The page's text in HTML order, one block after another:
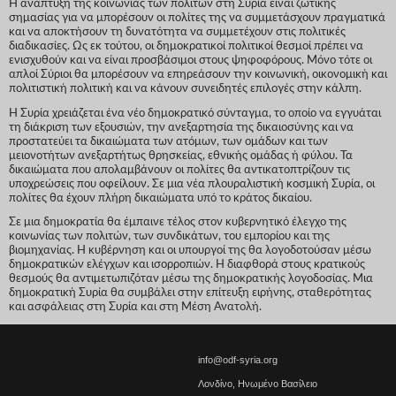
Η ανάπτυξη της κοινωνίας των πολιτών στη Συρία είναι ζωτικής
σημασίας για να μπορέσουν οι πολίτες της να συμμετάσχουν πραγματικά
και να αποκτήσουν τη δυνατότητα να συμμετέχουν στις πολιτικές
διαδικασίες. Ως εκ τούτου, οι δημοκρατικοί πολιτικοί θεσμοί πρέπει να
ενισχυθούν και να είναι προσβάσιμοι στους ψηφοφόρους. Μόνο τότε οι
απλοί Σύριοι θα μπορέσουν να επηρεάσουν την κοινωνική, οικονομική και
πολιτιστική πολιτική και να κάνουν συνειδητές επιλογές στην κάλπη.
Η Συρία χρειάζεται ένα νέο δημοκρατικό σύνταγμα, το οποίο να εγγυάται
τη διάκριση των εξουσιών, την ανεξαρτησία της δικαιοσύνης και να
προστατεύει τα δικαιώματα των ατόμων, των ομάδων και των
μειονοτήτων ανεξαρτήτως θρησκείας, εθνικής ομάδας ή φύλου. Τα
δικαιώματα που απολαμβάνουν οι πολίτες θα αντικατοπτρίζουν τις
υποχρεώσεις που οφείλουν. Σε μια νέα πλουραλιστική κοσμική Συρία, οι
πολίτες θα έχουν πλήρη δικαιώματα υπό το κράτος δικαίου.
Σε μια δημοκρατία θα έμπαινε τέλος στον κυβερνητικό έλεγχο της
κοινωνίας των πολιτών, των συνδικάτων, του εμπορίου και της
βιομηχανίας. Η κυβέρνηση και οι υπουργοί της θα λογοδοτούσαν μέσω
δημοκρατικών ελέγχων και ισορροπιών. Η διαφθορά στους κρατικούς
θεσμούς θα αντιμετωπιζόταν μέσω της δημοκρατικής λογοδοσίας. Μια
δημοκρατική Συρία θα συμβάλει στην επίτευξη ειρήνης, σταθερότητας
και ασφάλειας στη Συρία και στη Μέση Ανατολή.
info@odf-syria.org
Λονδίνο, Ηνωμένο Βασίλειο